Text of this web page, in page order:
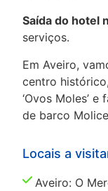
Saída do hotel
serviços.
Em Aveiro,
centro
‘Ovos Moles’
de barco
Locais a
Aveiro: O